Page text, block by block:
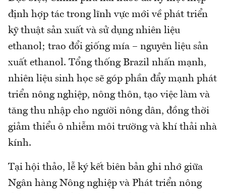
định hợp tác trong lĩnh vực mới về phát triển
kỹ thuật sản xuất và sử dụng nhiên liệu
ethanol; trao đổi giống mía – nguyên liệu sản
xuất ethanol. Tổng thống Brazil nhấn mạnh,
nhiên liệu sinh học sẽ góp phần đẩy mạnh phát
triển nông nghiệp, nông thôn, tạo việc làm và
tăng thu nhập cho người nông dân, đồng thời
giảm thiểu ô nhiễm môi trường và khí thải nhà
kính.
Tại hội thảo, lễ ký kết biên bản ghi nhớ giữa
Ngân hàng Nông nghiệp và Phát triển nông